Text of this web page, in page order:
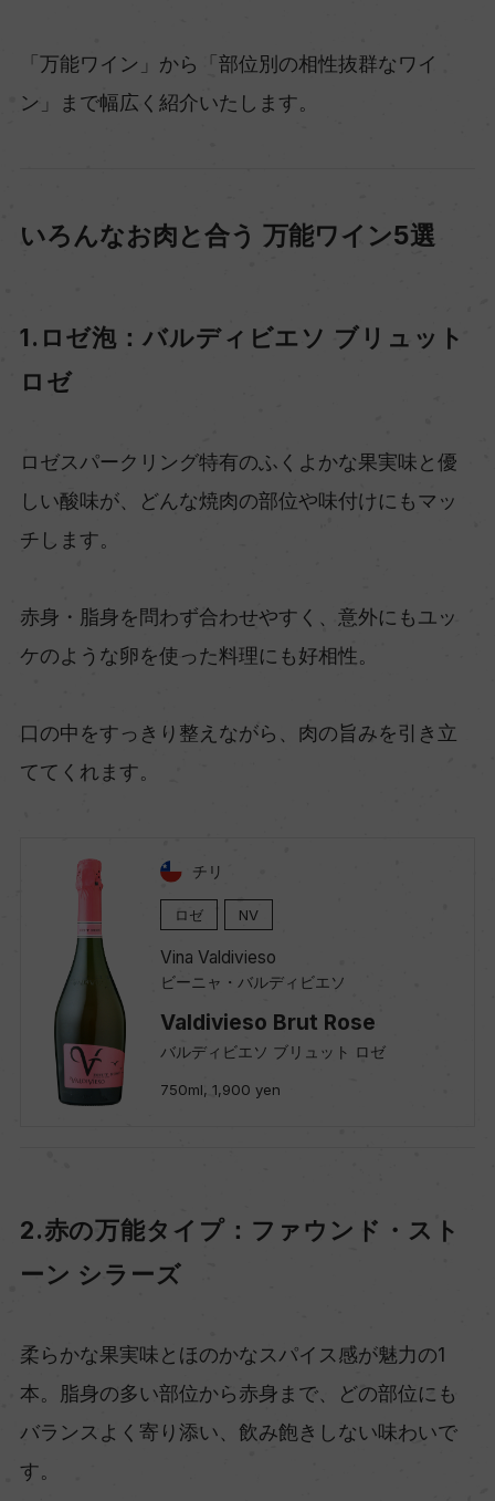
「万能ワイン」から「部位別の相性抜群なワイ
ン」まで幅広く紹介いたします。
いろんなお肉と合う 万能ワイン5選
1.ロゼ泡：バルディビエソ ブリュット
ロゼ
ロゼスパークリング特有のふくよかな果実味と優
しい酸味が、どんな焼肉の部位や味付けにもマッ
チします。
赤身・脂身を問わず合わせやすく、意外にもユッ
ケのような卵を使った料理にも好相性。
口の中をすっきり整えながら、肉の旨みを引き立
ててくれます。
チリ
ロゼ NV
Vina Valdivieso
ビーニャ・バルディビエソ
Valdivieso Brut Rose
バルディビエソ ブリュット ロゼ
750ml, 1,900 yen
2.赤の万能タイプ：ファウンド・スト
ーン シラーズ
柔らかな果実味とほのかなスパイス感が魅力の1
本。脂身の多い部位から赤身まで、どの部位にも
バランスよく寄り添い、飲み飽きしない味わいで
す。